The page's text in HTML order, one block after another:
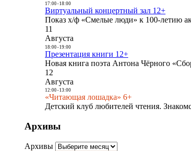
17:00- 18:00
Виртуальный концертный зал 12+
Показ х/ф «Смелые люди» к 100-летию
11
Августа
18:00- 19:00
Презентация книги 12+
Новая книга поэта Антона Чёрного
12
Августа
12:00- 13:00
«Читающая лошадка» 6+
Детский клуб любителей чтения.
Архивы
Архивы